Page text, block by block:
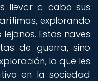
llevar a cabo sus
explorando
Estas naves
de guerra, sino
lo que les
en la sociedad